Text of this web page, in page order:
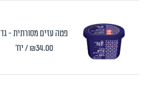
פטה עזים מסורתית - גד
₪34.00 / יח'